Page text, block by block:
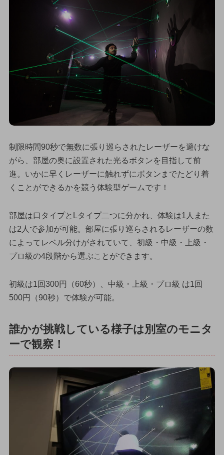
制限時間90秒で無数に張り巡らされたレーザーを避けな
がら、部屋の奥に設置された光るボタンを目指して前
進。いかに早くレーザーに触れずにボタンまでたどり着
くことができるかを競う体験型ゲームです！
部屋は口タイプとLタイプ二つに分かれ、体験は1人また
は2人で参加が可能。部屋に張り巡らされるレーザーの数
によってレベル分けがされていて、初級・中級・上級・
プロ級の4段階から選ぶことができます。
初級は1回300円（60秒）、中級・上級・プロ級 は1回
500円（90秒）で体験が可能。
誰かが挑戦している様子は別室のモニタ
ーで観察！